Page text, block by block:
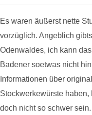
Es waren äußerst nette
vorzüglich. Angeblich
Odenwaldes, ich kann
Badener soetwas nicht
Informationen über original
Stockwerkewürste haben,
doch nicht so schwer sein.